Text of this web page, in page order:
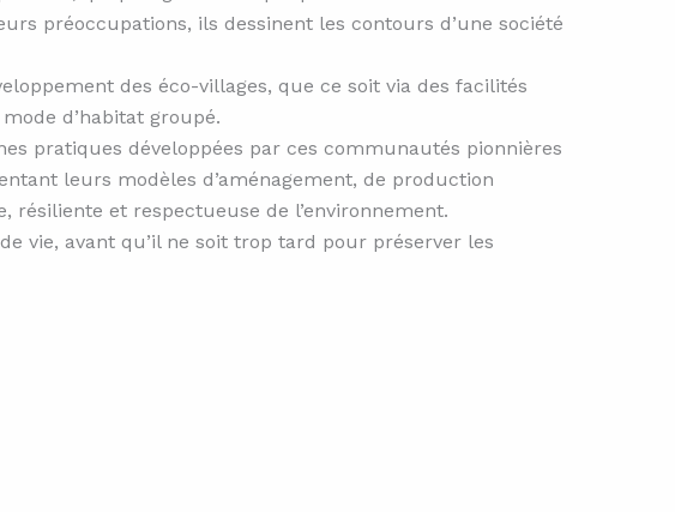
préoccupations, ils dessinent les contours d’une société
des éco-villages, que ce soit via des facilités
d’habitat groupé.
pratiques développées par ces communautés pionnières
leurs modèles d’aménagement, de production
et respectueuse de l’environnement.
vie, avant qu’il ne soit trop tard pour préserver les